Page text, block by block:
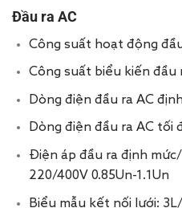
Đầu ra AC
Công suất hoạt động
Công suất biểu kiến đầu
Dòng điện đầu ra AC
Dòng điện đầu ra AC tối
Điện áp đầu ra định
220/400V 0.85Un-1.1Un
Biểu mẫu kết nối lưới: